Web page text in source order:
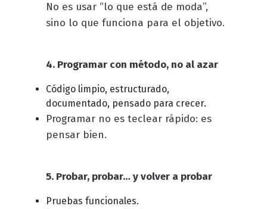
No es usar “lo que está de moda”,
sino lo que funciona para el objetivo.
4. Programar con método, no al azar
Código limpio, estructurado,
documentado, pensado para crecer.
Programar no es teclear rápido: es
pensar bien.
5. Probar, probar… y volver a probar
Pruebas funcionales.